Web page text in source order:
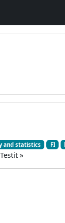
and statistics FI
»